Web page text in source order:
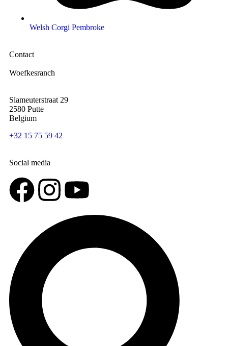
Welsh Corgi Pembroke
Contact
Woefkesranch
Slameuterstraat 29
2580 Putte
Belgium
+32 15 75 59 42
Social media